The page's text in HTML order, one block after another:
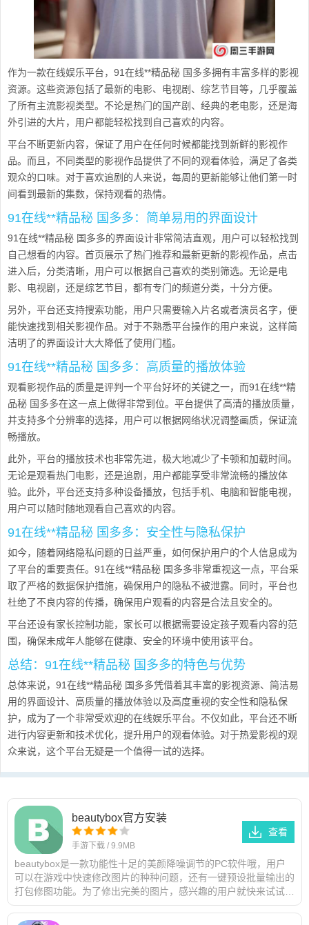
作为一款在线娱乐平台，91在线**精品秘 国多多拥有丰富多样的影视
资源。这些资源包括了最新的电影、电视剧、综艺节目等，几乎覆盖
了所有主流影视类型。不论是热门的国产剧、经典的老电影，还是海
外引进的大片，用户都能轻松找到自己喜欢的内容。
平台不断更新内容，保证了用户在任何时候都能找到新鲜的影视作
品。而且，不同类型的影视作品提供了不同的观看体验，满足了各类
观众的口味。对于喜欢追剧的人来说，每周的更新能够让他们第一时
间看到最新的集数，保持观看的热情。
91在线**精品秘 国多多：简单易用的界面设计
91在线**精品秘 国多多的界面设计非常简洁直观，用户可以轻松找到
自己想看的内容。首页展示了热门推荐和最新更新的影视作品，点击
进入后，分类清晰，用户可以根据自己喜欢的类别筛选。无论是电
影、电视剧，还是综艺节目，都有专门的频道分类，十分方便。
另外，平台还支持搜索功能，用户只需要输入片名或者演员名字，便
能快速找到相关影视作品。对于不熟悉平台操作的用户来说，这样简
洁明了的界面设计大大降低了使用门槛。
91在线**精品秘 国多多：高质量的播放体验
观看影视作品的质量是评判一个平台好坏的关键之一，而91在线**精
品秘 国多多在这一点上做得非常到位。平台提供了高清的播放质量，
并支持多个分辨率的选择，用户可以根据网络状况调整画质，保证流
畅播放。
此外，平台的播放技术也非常先进，极大地减少了卡顿和加载时间。
无论是观看热门电影，还是追剧，用户都能享受非常流畅的播放体
验。此外，平台还支持多种设备播放，包括手机、电脑和智能电视，
用户可以随时随地观看自己喜欢的内容。
91在线**精品秘 国多多：安全性与隐私保护
如今，随着网络隐私问题的日益严重，如何保护用户的个人信息成为
了平台的重要责任。91在线**精品秘 国多多非常重视这一点，平台采
取了严格的数据保护措施，确保用户的隐私不被泄露。同时，平台也
杜绝了不良内容的传播，确保用户观看的内容是合法且安全的。
平台还设有家长控制功能，家长可以根据需要设定孩子观看内容的范
围，确保未成年人能够在健康、安全的环境中使用该平台。
总结：91在线**精品秘 国多多的特色与优势
总体来说，91在线**精品秘 国多多凭借着其丰富的影视资源、简洁易
用的界面设计、高质量的播放体验以及高度重视的安全性和隐私保
护，成为了一个非常受欢迎的在线娱乐平台。不仅如此，平台还不断
进行内容更新和技术优化，提升用户的观看体验。对于热爱影视的观
众来说，这个平台无疑是一个值得一试的选择。
beautybox官方安装
手游下载 / 9.9MB
查看
beautybox是一款功能性十足的美颜降噪调节的PC软件哦，用户
可以在游戏中快速修改图片的种种问题，还有一键预设批量输出的
打包修图功能。为了修出完美的图片，感兴趣的用户就快来试试看
吧！特别说明提取码